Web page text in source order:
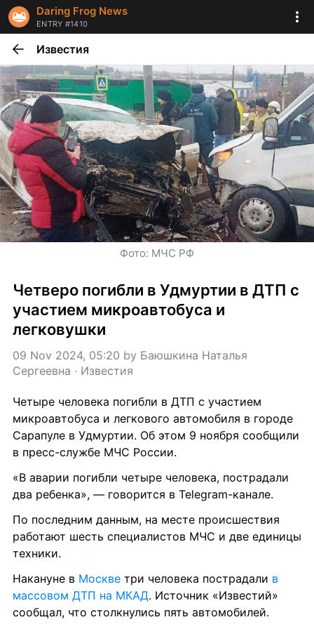
Daring Frog News
ENTRY #1410
Известия
Фото: МЧС РФ
Четверо погибли в Удмуртии в ДТП с
участием микроавтобуса и
легковушки
09 Nov 2024, 05:20 by Баюшкина Наталья
Сергеевна · Известия
Четыре человека погибли в ДТП с участием
микроавтобуса и легкового автомобиля в городе
Сарапуле в Удмуртии. Об этом 9 ноября сообщили
в пресс-службе МЧС России.
«В аварии погибли четыре человека, пострадали
два ребенка», — говорится в Telegram-канале.
По последним данным, на месте происшествия
работают шесть специалистов МЧС и две единицы
техники.
Накануне в Москве три человека пострадали в
массовом ДТП на МКАД. Источник «Известий»
сообщал, что столкнулись пять автомобилей.